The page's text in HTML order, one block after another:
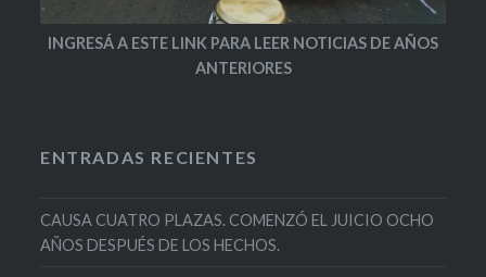
INGRESÁ A ESTE LINK PARA LEER NOTICIAS DE AÑOS
ANTERIORES
ENTRADAS RECIENTES
CAUSA CUATRO PLAZAS. COMENZÓ EL JUICIO OCHO
AÑOS DESPUÉS DE LOS HECHOS.